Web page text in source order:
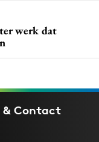
werk dat
& Contact